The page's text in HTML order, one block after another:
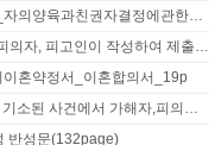
☆☆협의이혼신고서_협의이혼의사확인신청서_자의양육과친권자결정에관한협의서_22p
★반성문모음_음주운전등 형사사건의 가해자, 피의자, 피고인이 작성하여 제출하는 반성문모음(380page)
혼약정서_이혼합의서_19p
탄원서모음 – 성범죄,음주운전등 형사입건 또는 기소된 사건에서 가해자,피의자,피고인을 위하여 선처를 호소하는 내용(지인분들 작성)
반성문(132page)